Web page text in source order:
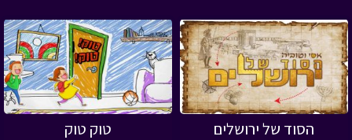
הסוד של ירושלים טוק טוק